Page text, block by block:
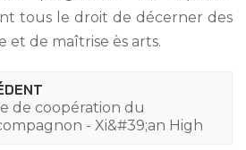
tous le droit de décerner des
et de maîtrise ès arts.
de coopération du
- Xi&#39;an High